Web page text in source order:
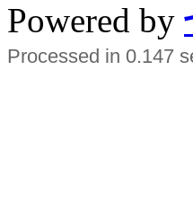
Powered by
Processed in 0.147